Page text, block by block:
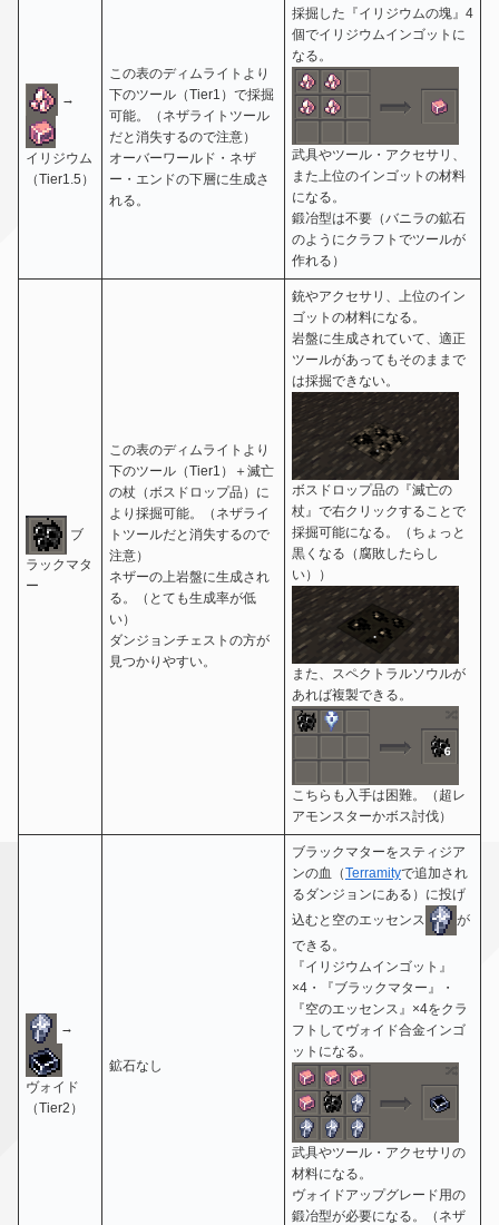
→
イリジウム
（Tier1.5）
この表のディムライトより
下のツール（Tier1）で採掘
可能。（ネザライトツール
だと消失するので注意）
オーバーワールド・ネザ
ー・エンドの下層に生成さ
れる。
採掘した『イリジウムの塊』4
個でイリジウムインゴットに
なる。
武具やツール・アクセサリ、
また上位のインゴットの材料
になる。
鍛冶型は不要（バニラの鉱石
のようにクラフトでツールが
作れる）
ブ
ラックマタ
ー
この表のディムライトより
下のツール（Tier1）＋滅亡
の杖（ボスドロップ品）に
より採掘可能。（ネザライ
トツールだと消失するので
注意）
ネザーの上岩盤に生成され
る。（とても生成率が低
い）
ダンジョンチェストの方が
見つかりやすい。
銃やアクセサリ、上位のイン
ゴットの材料になる。
岩盤に生成されていて、適正
ツールがあってもそのままで
は採掘できない。
ボスドロップ品の『滅亡の
杖』で右クリックすることで
採掘可能になる。（ちょっと
黒くなる（腐敗したらし
い））
また、スペクトラルソウルが
あれば複製できる。
こちらも入手は困難。（超レ
アモンスターかボス討伐）
→
ヴォイド
（Tier2）
鉱石なし
ブラックマターをスティジア
ンの血（Terramityで追加され
るダンジョンにある）に投げ
込むと空のエッセンス
が
できる。
『イリジウムインゴット』
×4・『ブラックマター』・
『空のエッセンス』×4をクラ
フトしてヴォイド合金インゴ
ットになる。
武具やツール・アクセサリの
材料になる。
ヴォイドアップグレード用の
鍛冶型が必要になる。（ネザ